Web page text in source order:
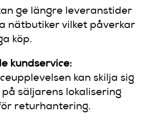
ge längre leveranstider
nätbutiker vilket påverkar
köp.
kundservice:
kan skilja sig
säljarens lokalisering
returhantering.